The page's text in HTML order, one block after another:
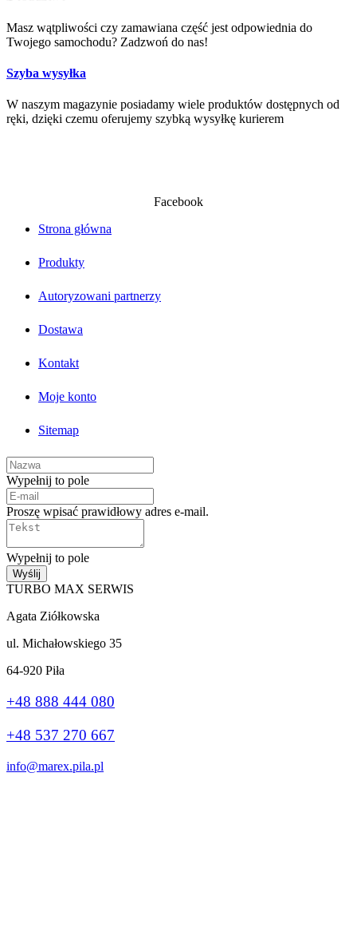
Masz wątpliwości czy zamawiana część jest odpowiednia do
Twojego samochodu? Zadzwoń do nas!
Szyba wysyłka
W naszym magazynie posiadamy wiele produktów dostępnych od
ręki, dzięki czemu oferujemy szybką wysyłkę kurierem
Facebook
Strona główna
Produkty
Autoryzowani partnerzy
Dostawa
Kontakt
Moje konto
Sitemap
Wypełnij to pole
Proszę wpisać prawidłowy adres e-mail.
Wypełnij to pole
Wyślij
TURBO MAX SERWIS
Agata Ziółkowska
ul. Michałowskiego 35
64-920 Piła
+48 888 444 080
+48 537 270 667
info@marex.pila.pl